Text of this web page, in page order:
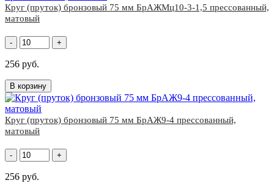
Круг (пруток) бронзовый 75 мм БрАЖМц10-3-1,5 прессованный,
матовый
- +
256 руб.
В корзину
Круг (пруток) бронзовый 75 мм БрАЖ9-4 прессованный,
матовый
- +
256 руб.